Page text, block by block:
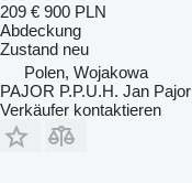
209 € 900 PLN
Abdeckung
Zustand neu
Polen, Wojakowa
PAJOR P.P.U.H. Jan Pajor
Verkäufer kontaktieren